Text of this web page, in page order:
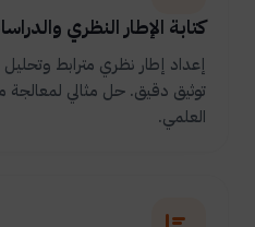
كتابة الإطار النظري
إعداد إطار نظري مترابط
توثيق دقيق. حل مثالي
العلمي.